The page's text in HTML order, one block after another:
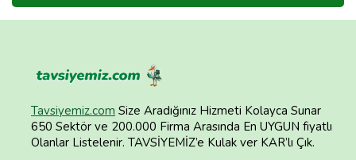
Tavsiyemiz.com Size Aradığınız Hizmeti Kolayca Sunar
650 Sektör ve 200.000 Firma Arasında En UYGUN fiyatlı
Olanlar Listelenir. TAVSİYEMİZ’e Kulak ver KAR’lı Çık.